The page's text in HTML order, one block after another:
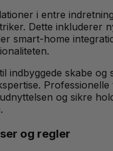
i entre
Dette inkluderer
smart-home
indbyggede skabe og
Professionelle
og sikre
og regler